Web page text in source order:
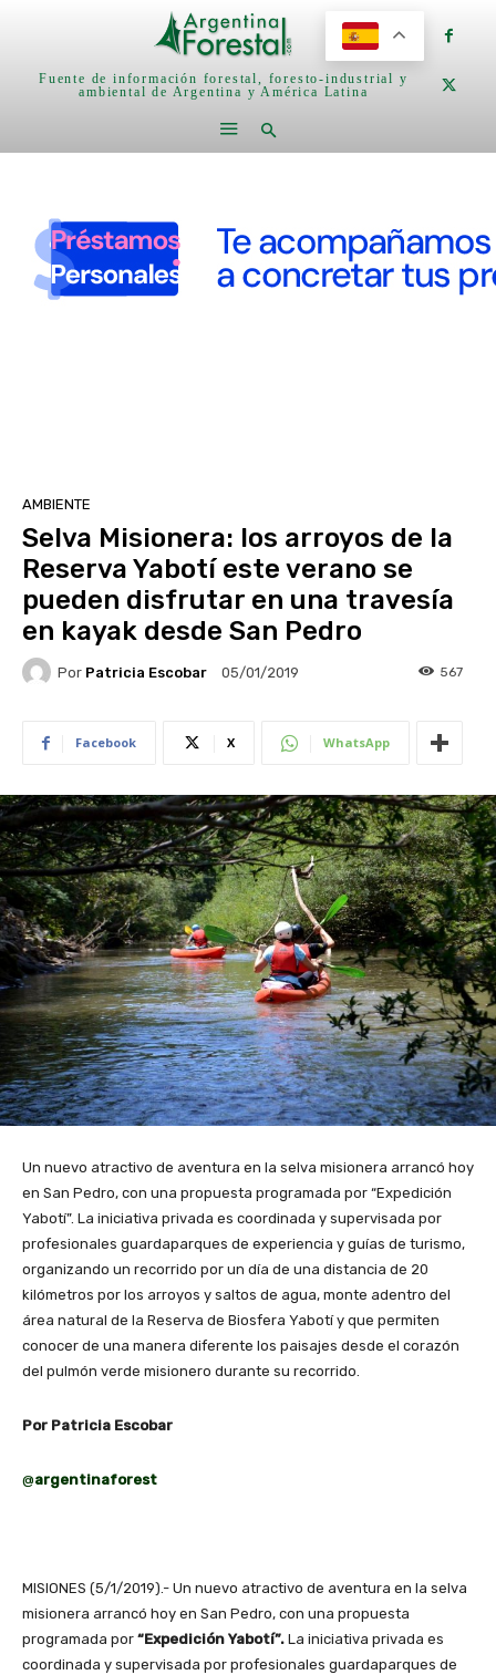
Fuente de información forestal, foresto-industrial y
ambiental de Argentina y América Latina
AMBIENTE
Selva Misionera: los arroyos de la
Reserva Yabotí este verano se
pueden disfrutar en una travesía
en kayak desde San Pedro
Por Patricia Escobar 05/01/2019 567
Facebook X WhatsApp
Un nuevo atractivo de aventura en la selva misionera arrancó hoy
en San Pedro, con una propuesta programada por “Expedición
Yabotí”. La iniciativa privada es coordinada y supervisada por
profesionales guardaparques de experiencia y guías de turismo,
organizando un recorrido por un día de una distancia de 20
kilómetros por los arroyos y saltos de agua, monte adentro del
área natural de la Reserva de Biosfera Yabotí y que permiten
conocer de una manera diferente los paisajes desde el corazón
del pulmón verde misionero durante su recorrido.
Por Patricia Escobar
@argentinaforest
MISIONES (5/1/2019).- Un nuevo atractivo de aventura en la selva
misionera arrancó hoy en San Pedro, con una propuesta
programada por “Expedición Yabotí”. La iniciativa privada es
coordinada y supervisada por profesionales guardaparques de